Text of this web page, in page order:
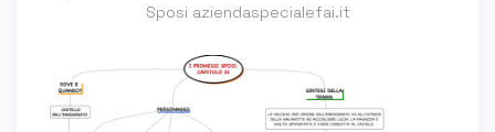
Sposi aziendaspecialefai.it